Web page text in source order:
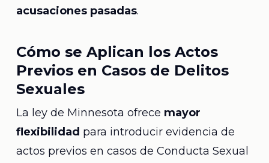
acusaciones pasadas.
Cómo se Aplican los Actos
Previos en Casos de Delitos
Sexuales
La ley de Minnesota ofrece mayor
flexibilidad para introducir evidencia de
actos previos en casos de Conducta Sexual